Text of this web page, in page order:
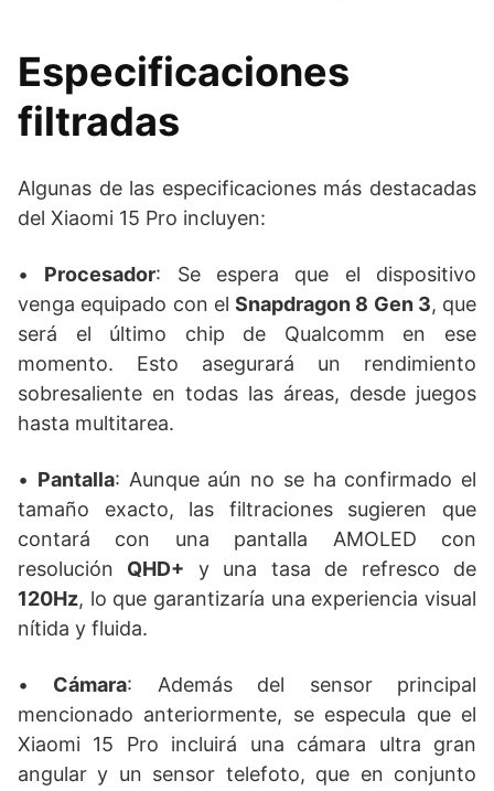
Especificaciones
filtradas
Algunas de las especificaciones más destacadas
del Xiaomi 15 Pro incluyen:
• Procesador: Se espera que el dispositivo
venga equipado con el Snapdragon 8 Gen 3, que
será el último chip de Qualcomm en ese
momento. Esto asegurará un rendimiento
sobresaliente en todas las áreas, desde juegos
hasta multitarea.
• Pantalla: Aunque aún no se ha confirmado el
tamaño exacto, las filtraciones sugieren que
contará con una pantalla AMOLED con
resolución QHD+ y una tasa de refresco de
120Hz, lo que garantizaría una experiencia visual
nítida y fluida.
• Cámara: Además del sensor principal
mencionado anteriormente, se especula que el
Xiaomi 15 Pro incluirá una cámara ultra gran
angular y un sensor telefoto, que en conjunto